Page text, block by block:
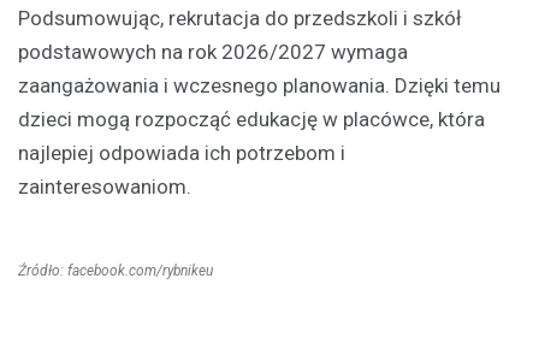
Podsumowując, rekrutacja do przedszkoli i szkół
podstawowych na rok 2026/2027 wymaga
zaangażowania i wczesnego planowania. Dzięki temu
dzieci mogą rozpocząć edukację w placówce, która
najlepiej odpowiada ich potrzebom i
zainteresowaniom.
Źródło: facebook.com/rybnikeu